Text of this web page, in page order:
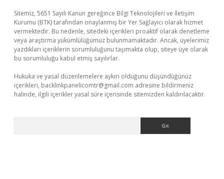
Sitemiz, 5651 Sayılı Kanun gereğince Bilgi Teknolojileri ve İletişim
Kurumu (BTK) tarafından onaylanmış bir Yer Sağlayıcı olarak hizmet
vermektedir. Bu nedenle, sitedeki içerikleri proaktif olarak denetleme
veya araştırma yükümlülüğümüz bulunmamaktadır. Ancak, üyelerimiz
yazdıkları içeriklerin sorumluluğunu taşımakta olup, siteye üye olarak
bu sorumluluğu kabul etmiş sayılırlar.
Hukuka ve yasal düzenlemelere aykırı olduğunu düşündüğünüz
içerikleri, backlinkpanelicomtr@gmail.com adresine bildirmeniz
halinde, ilgili içerikler yasal süre içerisinde sitemizden kaldırılacaktır.